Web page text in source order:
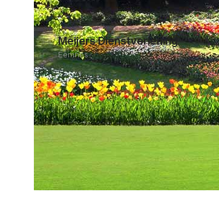
Meijers Dienstverlening
Eemnes